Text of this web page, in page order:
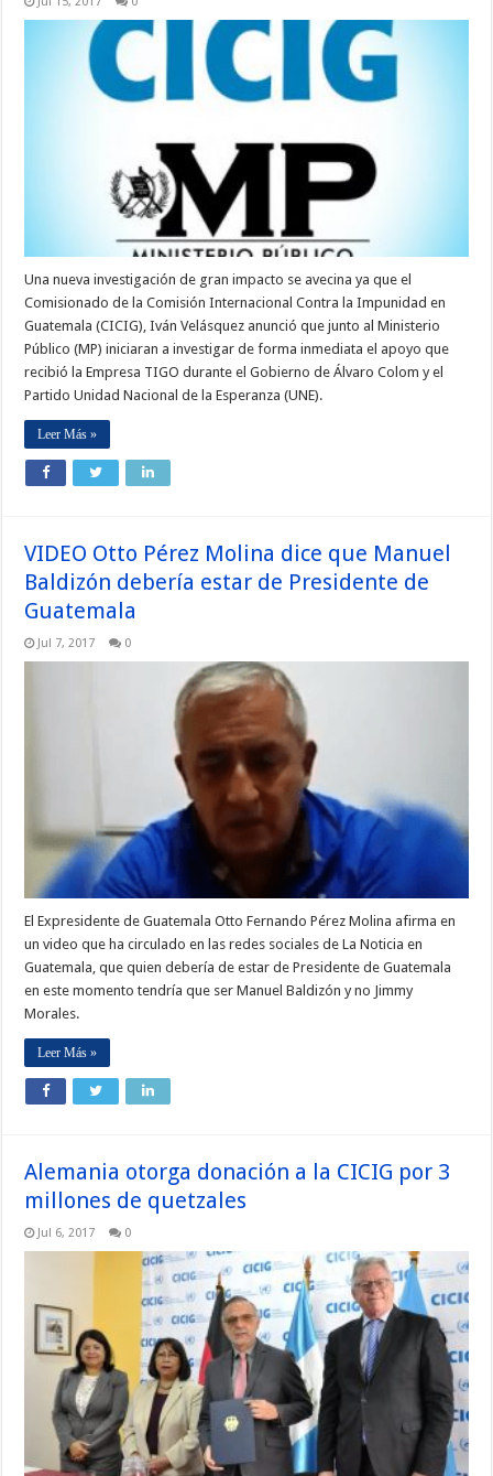
Una nueva investigación de gran impacto se avecina ya que el
Comisionado de la Comisión Internacional Contra la Impunidad en
Guatemala (CICIG), Iván Velásquez anunció que junto al Ministerio
Público (MP) iniciaran a investigar de forma inmediata el apoyo que
recibió la Empresa TIGO durante el Gobierno de Álvaro Colom y el
Partido Unidad Nacional de la Esperanza (UNE).
Leer Más »
VIDEO Otto Pérez Molina dice que Manuel
Baldizón debería estar de Presidente de
Guatemala
Jul 7, 2017 0
El Expresidente de Guatemala Otto Fernando Pérez Molina afirma en
un video que ha circulado en las redes sociales de La Noticia en
Guatemala, que quien debería de estar de Presidente de Guatemala
en este momento tendría que ser Manuel Baldizón y no Jimmy
Morales.
Leer Más »
Alemania otorga donación a la CICIG por 3
millones de quetzales
Jul 6, 2017 0